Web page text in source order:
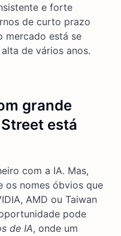
e forte
de curto prazo
mercado está se
de vários anos.
grande
está
com a IA. Mas,
os nomes óbvios que
AMD ou Taiwan
pode
de IA, onde um